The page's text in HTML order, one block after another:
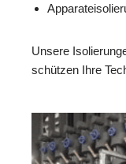
Unsere
schützen Ihre